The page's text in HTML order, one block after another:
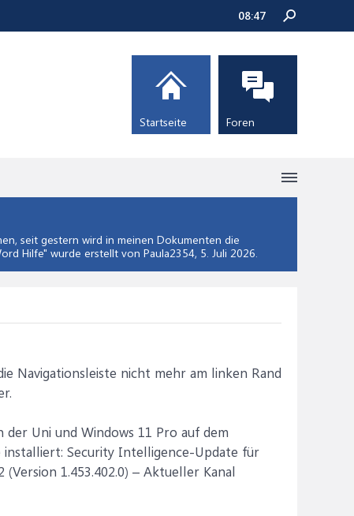
seit gestern wird in meinen Dokumenten die
Hilfe" wurde erstellt von Paula2354, 5. Juli 2026.
Navigationsleiste nicht mehr am linken Rand
Uni und Windows 11 Pro auf dem
installiert: Security Intelligence-Update für
1.453.402.0) – Aktueller Kanal
08:47
Startseite Foren